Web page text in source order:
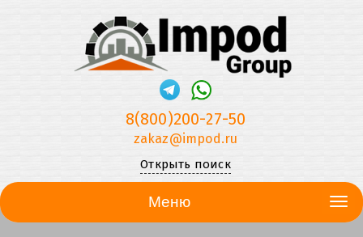
8(800)200-27-50
zakaz@impod.ru
Открыть поиск
Меню